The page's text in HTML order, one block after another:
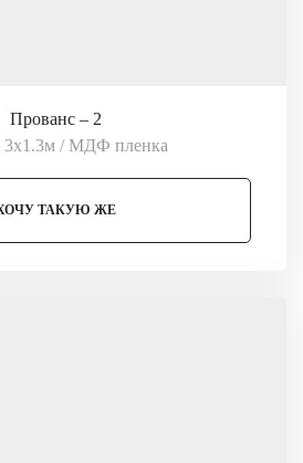
Прованс – 2
3х1.3м / МДФ пленка
ТАКУЮ ЖЕ